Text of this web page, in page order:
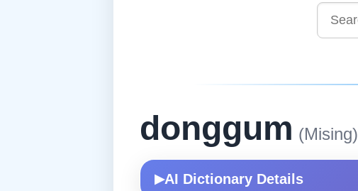
donggum (Mising)
▶AI Dictionary Details